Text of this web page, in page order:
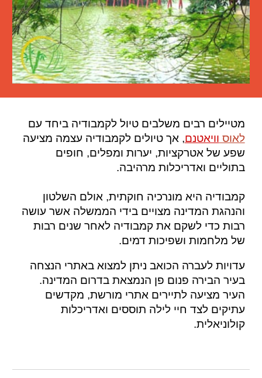
מטיילים רבים משלבים טיול לקמבודיה ביחד עם
לאוס וויאטנם, אך טיולים לקמבודיה עצמה מציעה
שפע של אטרקציות, יערות ומפלים, חופים
בתוליים ואדריכלות מרהיבה.
קמבודיה היא מונרכיה חוקתית, אולם השלטון
והנהגת המדינה מצויים בידי הממשלה אשר עושה
רבות כדי לשקם את קמבודיה לאחר שנים רבות
של מלחמות ושפיכות דמים.
עדויות לעברה הכואב ניתן למצוא באתרי הנצחה
בעיר הבירה פנום פן הנמצאת בדרום המדינה.
העיר מציעה לתיירים אתרי מורשת, מקדשים
עתיקים לצד חיי לילה תוססים ואדריכלות
קולוניאלית.